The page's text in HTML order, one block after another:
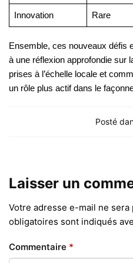
Innovation Rare
Ensemble, ces nouveaux défis
à une réflexion approfondie sur
prises à l’échelle locale et
un rôle plus actif dans le
Posté
Laisser un
Votre adresse e-mail ne sera
obligatoires sont indiqués
Commentaire *